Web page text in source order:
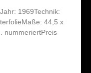
1969Technik:
44,5 x
nummeriertPreis